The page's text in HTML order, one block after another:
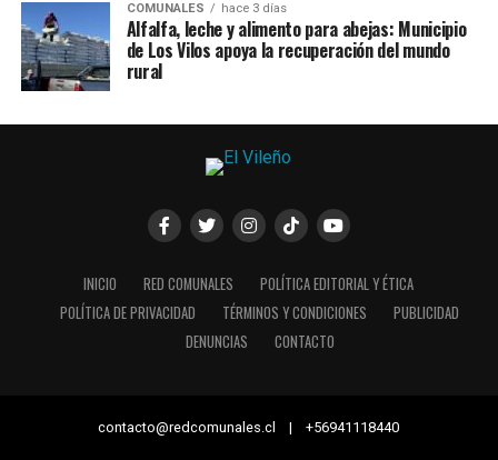
COMUNALES hace 3 días
Alfalfa, leche y alimento para abejas: Municipio
de Los Vilos apoya la recuperación del mundo
rural
INICIO RED COMUNALES
POLÍTICA EDITORIAL Y ÉTICA
POLÍTICA DE PRIVACIDAD
TÉRMINOS Y CONDICIONES
PUBLICIDAD
DENUNCIAS
CONTACTO
contacto@redcomunales.cl | +56941118440